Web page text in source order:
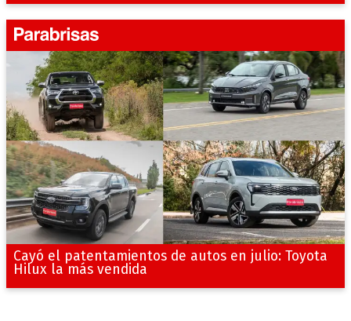
Cayó el patentamientos de autos en julio: Toyota
Hilux la más vendida